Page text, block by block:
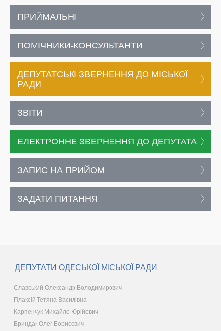
ПРИЙМАЛЬНІ
ПОМІЧНИКИ-КОНСУЛЬТАНТИ
ДЕПУТАТСЬКІ ЗВЕРНЕННЯ ДО МІСЬКОЇ
РАДИ
ЗВІТИ
ЕЛЕКТРОННЕ ЗВЕРНЕННЯ ДО ДЕПУТАТА
ЗАПИС НА ПРИЙОМ
ЗАДАТИ ПИТАННЯ
ДЕПУТАТИ ОДЕСЬКОЇ МІСЬКОЇ РАДИ
Славський Олександр Володимирович
Плаксій Тетяна Василівна
Карпенчук Михайло Юрійович
Бриндак Олег Борисович